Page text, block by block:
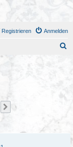
Anmelden
Registrieren
Nächste